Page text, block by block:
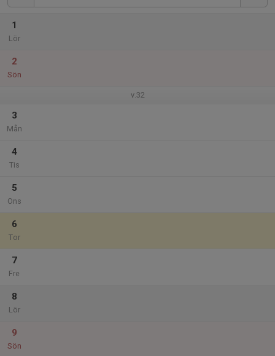
1
Lör
2
Sön
v.32
3
Mån
4
Tis
5
Ons
6
Tor
7
Fre
8
Lör
9
Sön